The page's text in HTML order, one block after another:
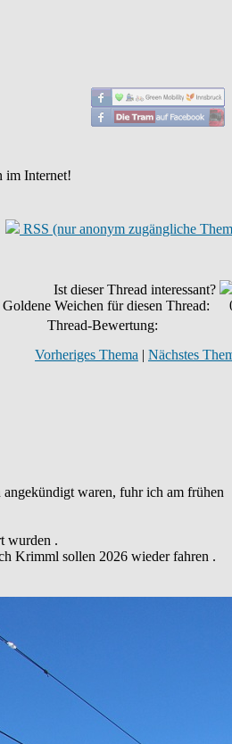
im Internet!
RSS (nur anonym zugängliche
Ist dieser Thread interessant?
Goldene Weichen für diesen Thread:
Thread-Bewertung:
Vorheriges Thema | Nächstes
waren, fuhr ich am frühen
wurden .
Krimml sollen 2026 wieder fahren .